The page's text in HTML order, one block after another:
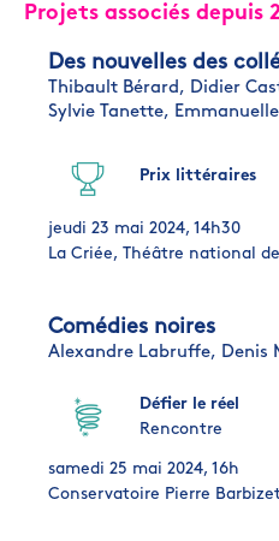
Projets associés depuis
Des nouvelles des
Thibault Bérard, Didier
Sylvie Tanette,
Prix littéraires
jeudi 23 mai 2024, 14h30
La Criée, Théâtre national
Comédies noires
Alexandre Labruffe, Denis
Défier le réel
Rencontre
samedi 25 mai 2024, 16h
Conservatoire Pierre